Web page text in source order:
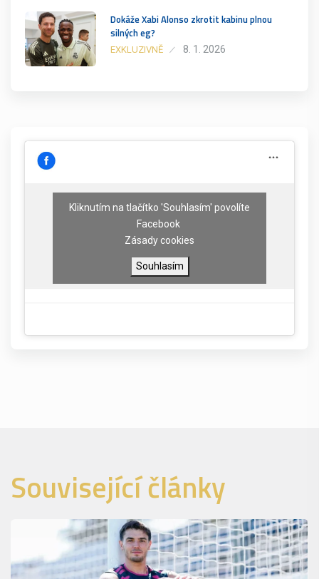
Dokáže Xabi Alonso zkrotit kabinu plnou
silných eg?
EXKLUZIVNĚ 8. 1. 2026
Kliknutím na tlačítko 'Souhlasím' povolíte
Facebook
Zásady cookies
Souhlasím
Související články